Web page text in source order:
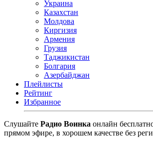
Украина
Казахстан
Молдова
Киргизия
Армения
Грузия
Таджикистан
Болгария
Азербайджан
Плейлисты
Рейтинг
Избранное
Cлушайте Радио Воинка онлайн
прямом эфире, в хорошем качестве без